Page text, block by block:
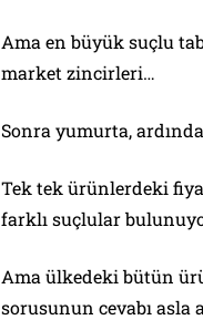
Ama en büyük suçlu
market zincirleri…
Sonra yumurta,
Tek tek ürünlerdeki
farklı suçlular
Ama ülkedeki bütün
sorusunun cevabı